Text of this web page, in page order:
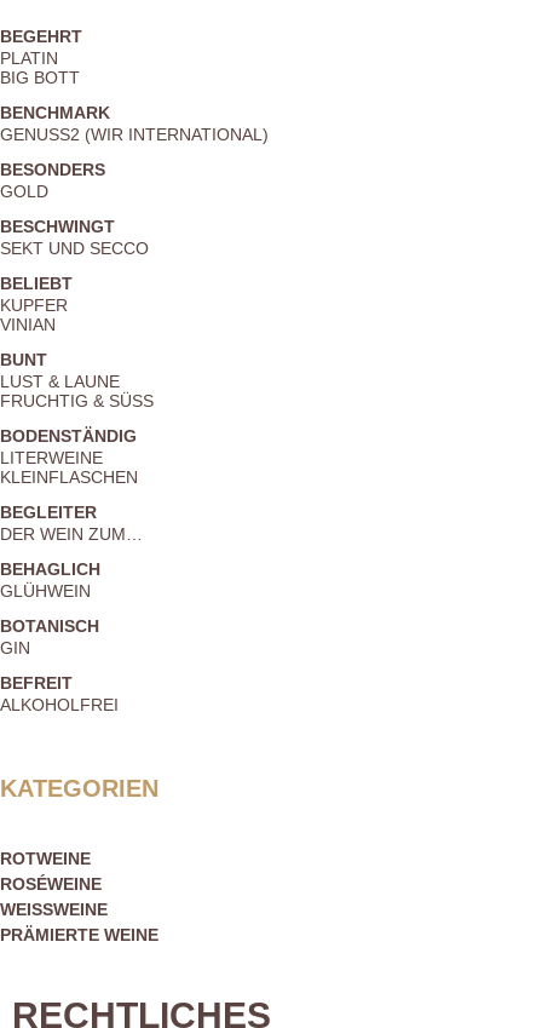
BEGEHRT
PLATIN
BIG BOTT
BENCHMARK
GENUSS2 (WIR INTERNATIONAL)
BESONDERS
GOLD
BESCHWINGT
SEKT UND SECCO
BELIEBT
KUPFER
VINIAN
BUNT
LUST & LAUNE
FRUCHTIG & SÜSS
BODENSTÄNDIG
LITERWEINE
KLEINFLASCHEN
BEGLEITER
DER WEIN ZUM…
BEHAGLICH
GLÜHWEIN
BOTANISCH
GIN
BEFREIT
ALKOHOLFREI
KATEGORIEN
ROTWEINE
ROSÉWEINE
WEISSWEINE
PRÄMIERTE WEINE
RECHTLICHES